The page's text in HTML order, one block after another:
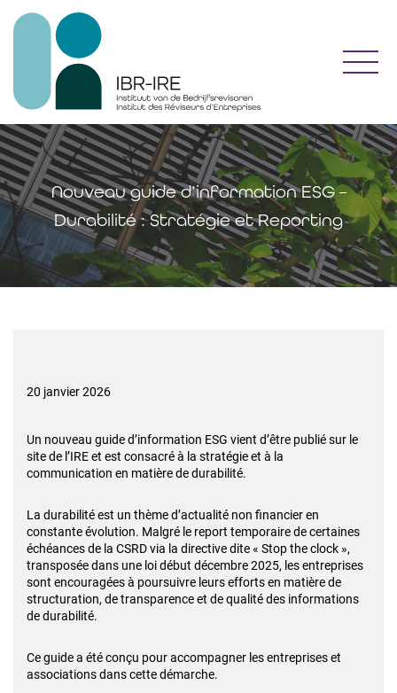
Nouveau guide d’information ESG –
Durabilité : Stratégie et Reporting
20 janvier 2026
Un nouveau guide d’information ESG vient d’être publié sur le
site de l’IRE et est consacré à la stratégie et à la
communication en matière de durabilité.
La durabilité est un thème d’actualité non financier en
constante évolution. Malgré le report temporaire de certaines
échéances de la CSRD via la directive dite « Stop the clock »,
transposée dans une loi début décembre 2025, les entreprises
sont encouragées à poursuivre leurs efforts en matière de
structuration, de transparence et de qualité des informations
de durabilité.
Ce guide a été conçu pour accompagner les entreprises et
associations dans cette démarche.